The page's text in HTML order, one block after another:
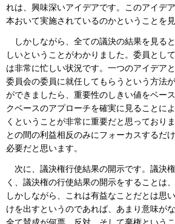
れは、興味深いアイデアです。このアイデ
本おいて実施されているのかということを
しかしながら、全ての議決の結果を見る
しいということがわかりました。委員とし
は非常に忙しい状況です。一つのアイデア
委員会の委員に就任してもらうという方法
ができましたら、重要性のしきい値をベー
クベースのアプローチを確実に見ることに
くということが非常に重要だと思っており
との間の利益相反のみにフォーカスするだ
必要だと思います。
次に、議決権行使結果の開示です。議決
く、議決権の行使結果の開示をすることは
しかしながら、これは有益なことだとは思
けを出すというのであれば、あまり意味が